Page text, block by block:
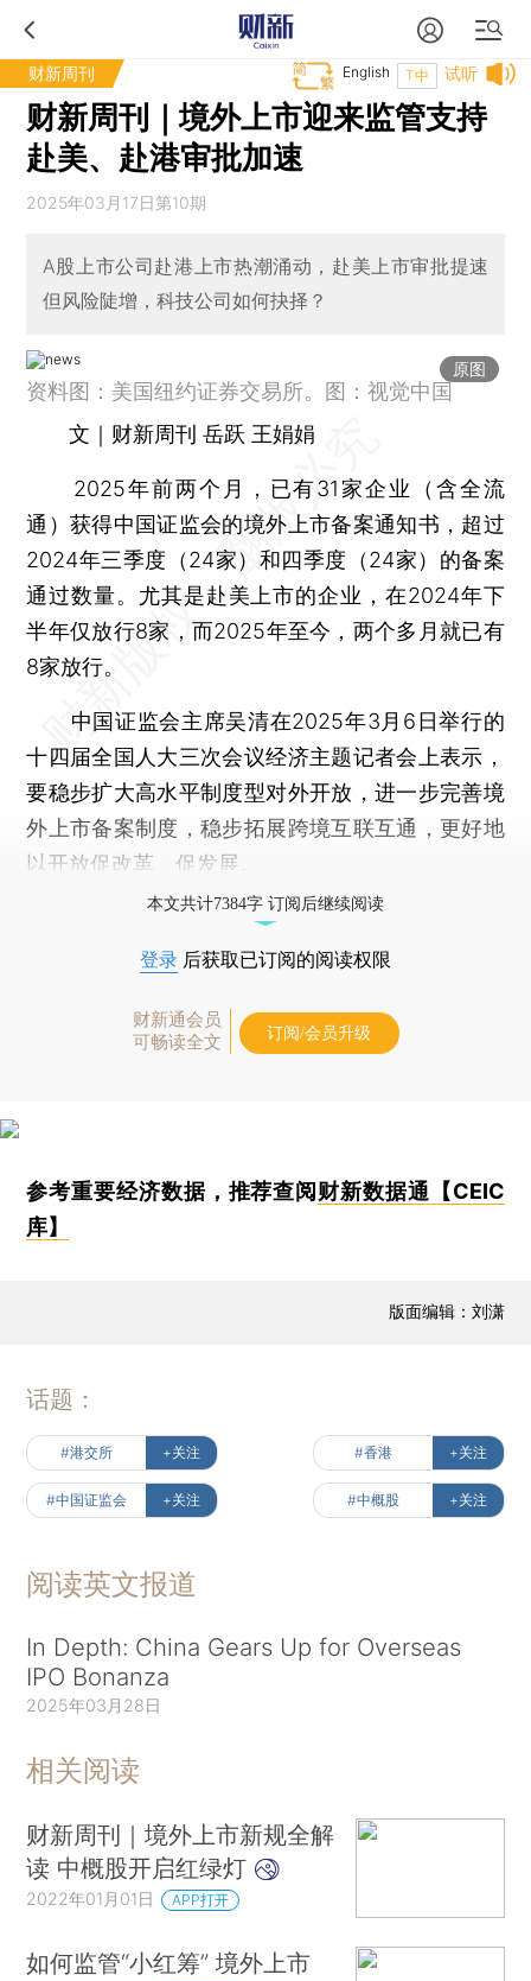
财新周刊 试听
T中
English
财新周刊｜境外上市迎来监管支持
赴美、赴港审批加速
2025年03月17日第10期
A股上市公司赴港上市热潮涌动，赴美上市审批提速
但风险陡增，科技公司如何抉择？
原图
资料图：美国纽约证券交易所。图：视觉中国
文｜财新周刊 岳跃 王娟娟
2025年前两个月，已有31家企业（含全流
通）获得中国证监会的境外上市备案通知书，超过
2024年三季度（24家）和四季度（24家）的备案
通过数量。尤其是赴美上市的企业，在2024年下
半年仅放行8家，而2025年至今，两个多月就已有
8家放行。
中国证监会主席吴清在2025年3月6日举行的
十四届全国人大三次会议经济主题记者会上表示，
要稳步扩大高水平制度型对外开放，进一步完善境
外上市备案制度，稳步拓展跨境互联互通，更好地
以开放促改革、促发展。
本文共计7384字 订阅后继续阅读
登录 后获取已订阅的阅读权限
财新通会员
可畅读全文
订阅/会员升级
参考重要经济数据，推荐查阅 财新数据通【CEIC
库】
版面编辑：刘潇
话题：
#港交所 +关注 #香港 +关注
#中国证监会 +关注 #中概股 +关注
阅读英文报道
In Depth: China Gears Up for Overseas
IPO Bonanza
2025年03月28日
相关阅读
财新周刊｜境外上市新规全解
读 中概股开启红绿灯
2022年01月01日 APP打开
如何监管“小红筹” 境外上市